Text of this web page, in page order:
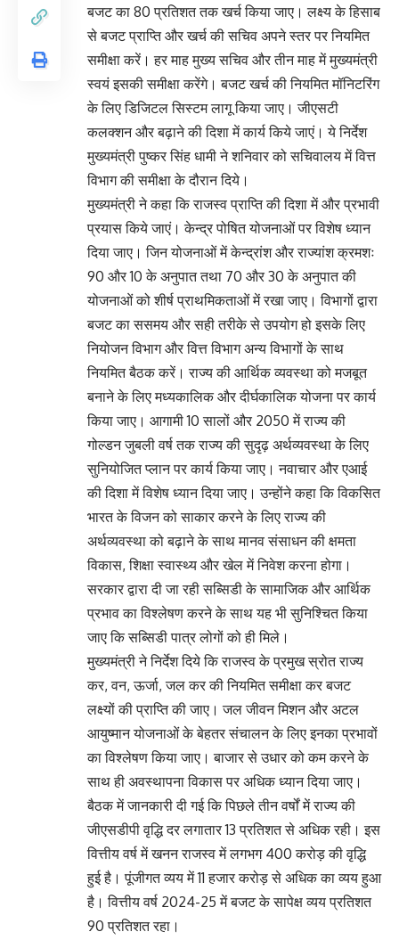
बजट का 80 प्रतिशत तक खर्च किया जाए। लक्ष्य के हिसाब
से बजट प्राप्ति और खर्च की सचिव अपने स्तर पर नियमित
समीक्षा करें। हर माह मुख्य सचिव और तीन माह में मुख्यमंत्री
स्वयं इसकी समीक्षा करेंगे। बजट खर्च की नियमित मॉनिटरिंग
के लिए डिजिटल सिस्टम लागू किया जाए। जीएसटी
कलक्शन और बढ़ाने की दिशा में कार्य किये जाएं। ये निर्देश
मुख्यमंत्री पुष्कर सिंह धामी ने शनिवार को सचिवालय में वित्त
विभाग की समीक्षा के दौरान दिये।
मुख्यमंत्री ने कहा कि राजस्व प्राप्ति की दिशा में और प्रभावी
प्रयास किये जाएं। केन्द्र पोषित योजनाओं पर विशेष ध्यान
दिया जाए। जिन योजनाओं में केन्द्रांश और राज्यांश क्रमशः
90 और 10 के अनुपात तथा 70 और 30 के अनुपात की
योजनाओं को शीर्ष प्राथमिकताओं में रखा जाए। विभागों द्वारा
बजट का ससमय और सही तरीके से उपयोग हो इसके लिए
नियोजन विभाग और वित्त विभाग अन्य विभागों के साथ
नियमित बैठक करें। राज्य की आर्थिक व्यवस्था को मजबूत
बनाने के लिए मध्यकालिक और दीर्घकालिक योजना पर कार्य
किया जाए। आगामी 10 सालों और 2050 में राज्य की
गोल्डन जुबली वर्ष तक राज्य की सुदृढ़ अर्थव्यवस्था के लिए
सुनियोजित प्लान पर कार्य किया जाए। नवाचार और एआई
की दिशा में विशेष ध्यान दिया जाए। उन्होंने कहा कि विकसित
भारत के विजन को साकार करने के लिए राज्य की
अर्थव्यवस्था को बढ़ाने के साथ मानव संसाधन की क्षमता
विकास, शिक्षा स्वास्थ्य और खेल में निवेश करना होगा।
सरकार द्वारा दी जा रही सब्सिडी के सामाजिक और आर्थिक
प्रभाव का विश्लेषण करने के साथ यह भी सुनिश्चित किया
जाए कि सब्सिडी पात्र लोगों को ही मिले।
मुख्यमंत्री ने निर्देश दिये कि राजस्व के प्रमुख स्रोत राज्य
कर, वन, ऊर्जा, जल कर की नियमित समीक्षा कर बजट
लक्ष्यों की प्राप्ति की जाए। जल जीवन मिशन और अटल
आयुष्मान योजनाओं के बेहतर संचालन के लिए इनका प्रभावों
का विश्लेषण किया जाए। बाजार से उधार को कम करने के
साथ ही अवस्थापना विकास पर अधिक ध्यान दिया जाए।
बैठक में जानकारी दी गई कि पिछले तीन वर्षों में राज्य की
जीएसडीपी वृद्धि दर लगातार 13 प्रतिशत से अधिक रही। इस
वित्तीय वर्ष में खनन राजस्व में लगभग 400 करोड़ की वृद्धि
हुई है। पूंजीगत व्यय में 11 हजार करोड़ से अधिक का व्यय हुआ
है। वित्तीय वर्ष 2024-25 में बजट के सापेक्ष व्यय प्रतिशत
90 प्रतिशत रहा।